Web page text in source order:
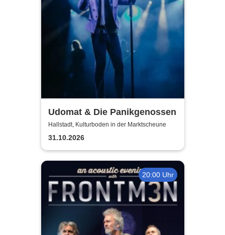
Udomat & Die Panikgenossen
Hallstadt, Kulturboden in der Marktscheune
31.10.2026
20:00 Uhr